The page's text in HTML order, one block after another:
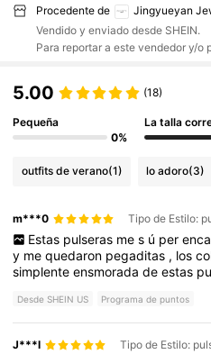
Procedente de
Jingyueyan
Vendido y enviado desde SHEIN.
Para reportar a este vendedor y/o
5.00 (18)
Pequeña
0%
La talla
outfits de verano(1) lo adoro(3)
m***0
Estas pulseras me s ú per
y mequedaron pegaditas , los
simplenteensmoradadeestas
Desde SHEIN US Programa de puntos
J***l